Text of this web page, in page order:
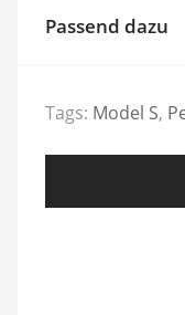
Passend dazu
Tags: Model S,